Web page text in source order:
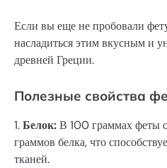
Если вы еще не пробовали
насладиться этим вкусным и
древней Греции.
Полезные свойства
1.Белок:В 100 граммах феты
граммов белка, что
тканей.